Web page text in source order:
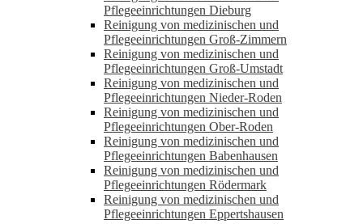
Pflegeeinrichtungen Dieburg
Reinigung von medizinischen und
Pflegeeinrichtungen Groß-Zimmern
Reinigung von medizinischen und
Pflegeeinrichtungen Groß-Umstadt
Reinigung von medizinischen und
Pflegeeinrichtungen Nieder-Roden
Reinigung von medizinischen und
Pflegeeinrichtungen Ober-Roden
Reinigung von medizinischen und
Pflegeeinrichtungen Babenhausen
Reinigung von medizinischen und
Pflegeeinrichtungen Rödermark
Reinigung von medizinischen und
Pflegeeinrichtungen Eppertshausen